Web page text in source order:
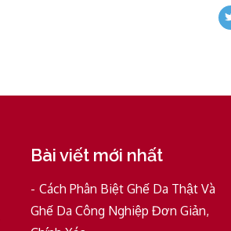
Bài viết mới nhất
Cách Phân Biệt Ghế Da Thật Và
Ghế Da Công Nghiệp Đơn Giản,